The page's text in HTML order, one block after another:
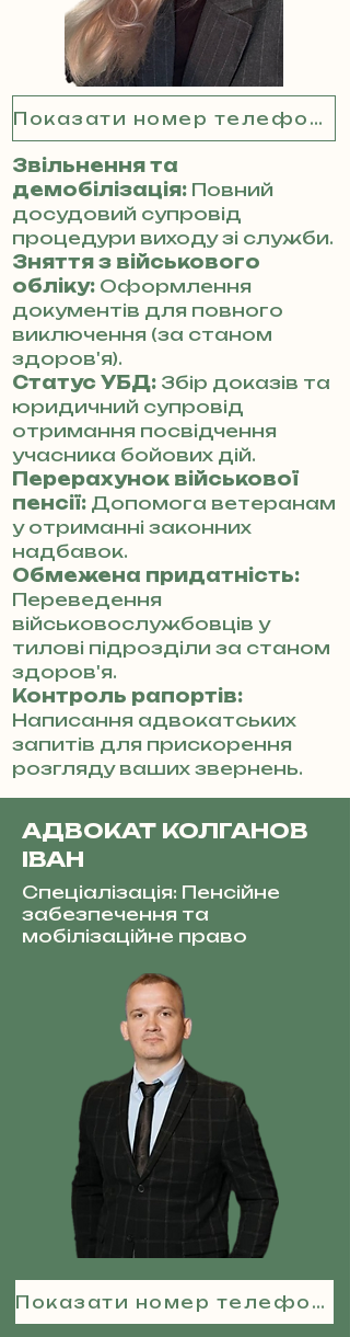
Показати номер телефону
Звільнення та
демобілізація: Повний
досудовий супровід
процедури виходу зі служби.
Зняття з військового
обліку: Оформлення
документів для повного
виключення (за станом
здоров'я).
Статус УБД: Збір доказів та
юридичний супровід
отримання посвідчення
учасника бойових дій.
Перерахунок військової
пенсії: Допомога ветеранам
у отриманні законних
надбавок.
Обмежена придатність:
Переведення
військовослужбовців у
тилові підрозділи за станом
здоров'я.
Контроль рапортів:
Написання адвокатських
запитів для прискорення
розгляду ваших звернень.
АДВОКАТ КОЛГАНОВ
ІВАН
Спеціалізація: Пенсійне
забезпечення та
мобілізаційне право
Показати номер телефону